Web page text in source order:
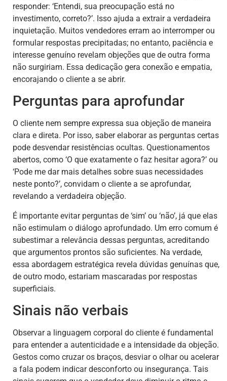
responder: ‘Entendi, sua preocupação está no
investimento, correto?’. Isso ajuda a extrair a verdadeira
inquietação. Muitos vendedores erram ao interromper ou
formular respostas precipitadas; no entanto, paciência e
interesse genuíno revelam objeções que de outra forma
não surgiriam. Essa dedicação gera conexão e empatia,
encorajando o cliente a se abrir.
Perguntas para aprofundar
O cliente nem sempre expressa sua objeção de maneira
clara e direta. Por isso, saber elaborar as perguntas certas
pode desvendar resistências ocultas. Questionamentos
abertos, como ‘O que exatamente o faz hesitar agora?’ ou
‘Pode me dar mais detalhes sobre suas necessidades
neste ponto?’, convidam o cliente a se aprofundar,
revelando a verdadeira objeção.
É importante evitar perguntas de ‘sim’ ou ‘não’, já que elas
não estimulam o diálogo aprofundado. Um erro comum é
subestimar a relevância dessas perguntas, acreditando
que argumentos prontos são suficientes. Na verdade,
essa abordagem estratégica revela dúvidas genuínas que,
de outro modo, estariam mascaradas por respostas
superficiais.
Sinais não verbais
Observar a linguagem corporal do cliente é fundamental
para entender a autenticidade e a intensidade da objeção.
Gestos como cruzar os braços, desviar o olhar ou acelerar
a fala podem indicar desconforto ou insegurança. Tais